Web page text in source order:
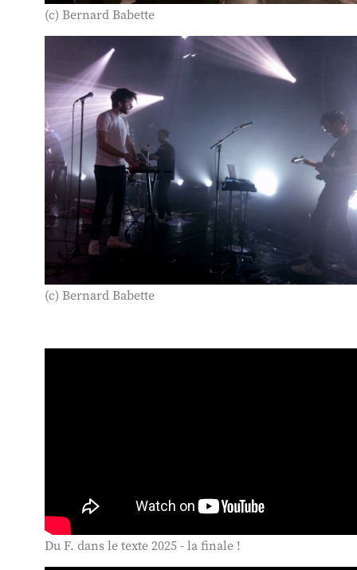
(c) Bernard Babette
(c) Bernard Babette
Du F. dans le texte 2025 - la finale !